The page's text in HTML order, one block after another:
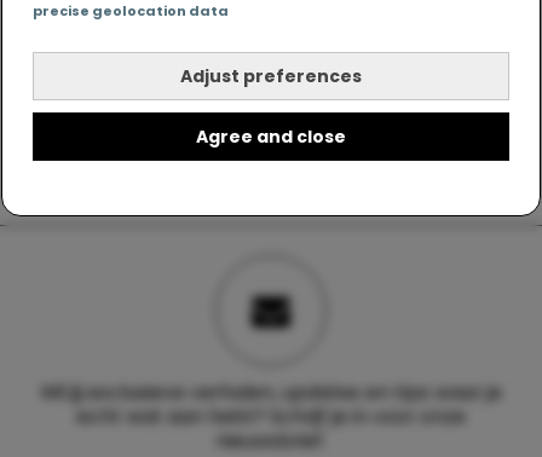
precise geolocation data
Adjust preferences
Agree and close
Wil jij exclusieve verhalen, updates en tips waar je
echt wat aan hebt? Schrijf je in voor onze
nieuwsbrief.